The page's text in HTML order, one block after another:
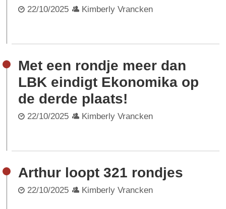
22/10/2025 Kimberly Vrancken
Met een rondje meer dan
LBK eindigt Ekonomika op
de derde plaats!
22/10/2025 Kimberly Vrancken
Arthur loopt 321 rondjes
22/10/2025 Kimberly Vrancken